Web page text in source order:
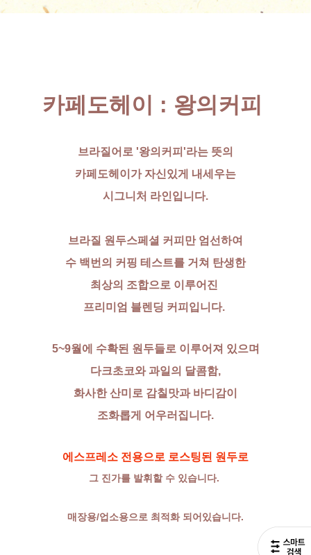
카페도헤 이 : 왕의커피
브라질어로 '왕의커피'라는 뜻의
카페도헤이가 자신있게 내세우는
시그니처 라인입니다.
브라질 원두스페셜 커피만 엄선하여
수 백번의 커핑 테스트를 거쳐 탄생한
최상의 조합으로 이루어진
프리미엄 블렌딩 커피입니다.
5~9월에 수확된 원두들로 이루어져 있으며
다크초코와 과일의 달콤함,
화사한 산미로 감칠맛과 바디감이
조화롭게 어우러집니다.
에스프레소 전용으로 로스팅된 원두로
그 진가를 발휘할 수 있습니다.
매장용/업소용으로 최적화 되어있습니다.